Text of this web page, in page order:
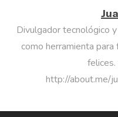
Divulgador tecnológico
como herramienta
http://about.me/